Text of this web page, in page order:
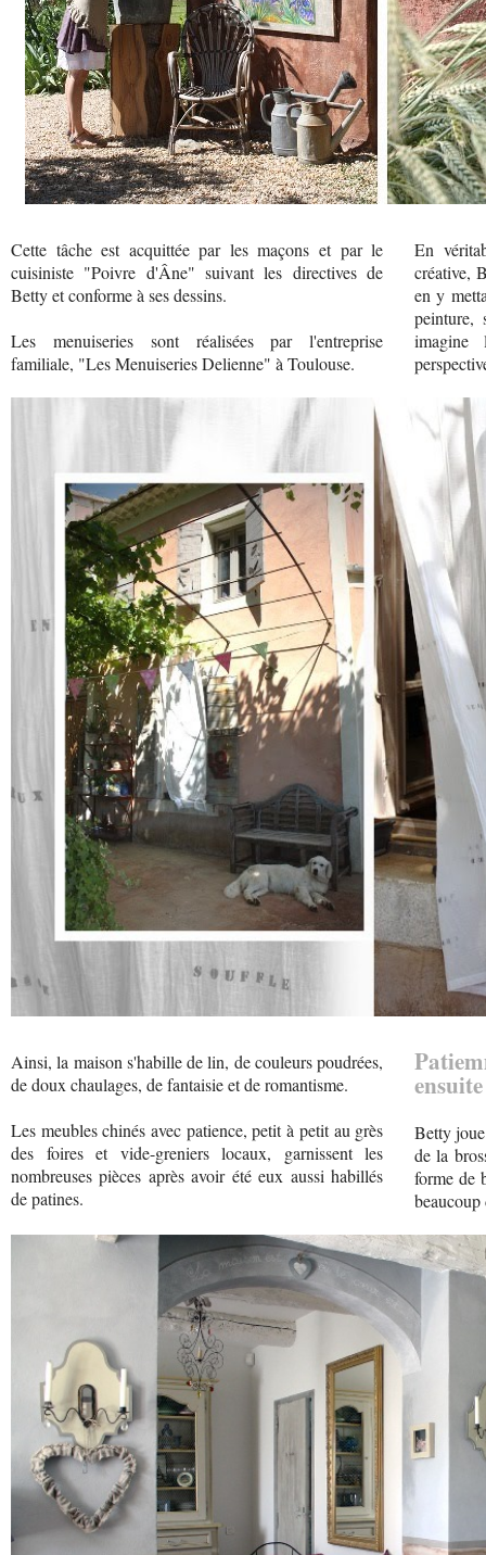
Cette tâche est acquittée par les maçons et par le
cuisiniste "Poivre d'Âne" suivant les directives de
Betty et conforme à ses dessins.
Les menuiseries sont réalisées par l'entreprise
familiale, "Les Menuiseries Delienne" à Toulouse.
En
créative,
en y
imagine
Ainsi, la maison s'habille de lin, de couleurs poudrées,
de doux chaulages, de fantaisie et de romantisme.
Les meubles chinés avec patience, petit à petit au grès
des foires et vide-greniers locaux, garnissent les
nombreuses pièces après avoir été eux aussi habillés
de patines.
Betty
de la
forme de